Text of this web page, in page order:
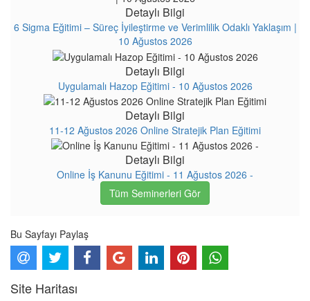
Detaylı Bilgi
6 Sigma Eğitimi – Süreç İyileştirme ve Verimlilik Odaklı Yaklaşım |
10 Ağustos 2026
Detaylı Bilgi
Uygulamalı Hazop Eğitimi - 10 Ağustos 2026
Detaylı Bilgi
11-12 Ağustos 2026 Online Stratejik Plan Eğitimi
Detaylı Bilgi
Online İş Kanunu Eğitimi - 11 Ağustos 2026 -
Tüm Seminerleri Gör
Bu Sayfayı Paylaş
Site Haritası